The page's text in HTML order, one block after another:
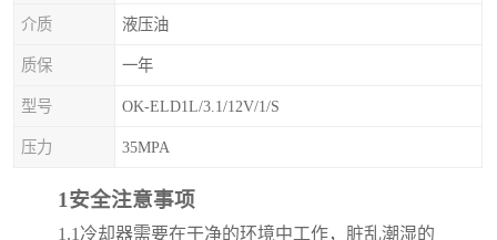
介质 液压油
质保 一年
型号 OK-ELD1L/3.1/12V/1/S
压力 35MPA
1安全注意事项
1.1 冷却器需要在干净的环境中工作，脏乱潮湿的